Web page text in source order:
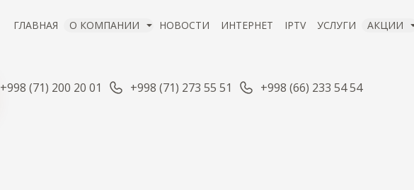
ГЛАВНАЯ О КОМПАНИИ НОВОСТИ ИНТЕРНЕТ IPTV УСЛУГИ АКЦИИ
+998 (71) 200 20 01 +998 (71) 273 55 51 +998 (66) 233 54 54